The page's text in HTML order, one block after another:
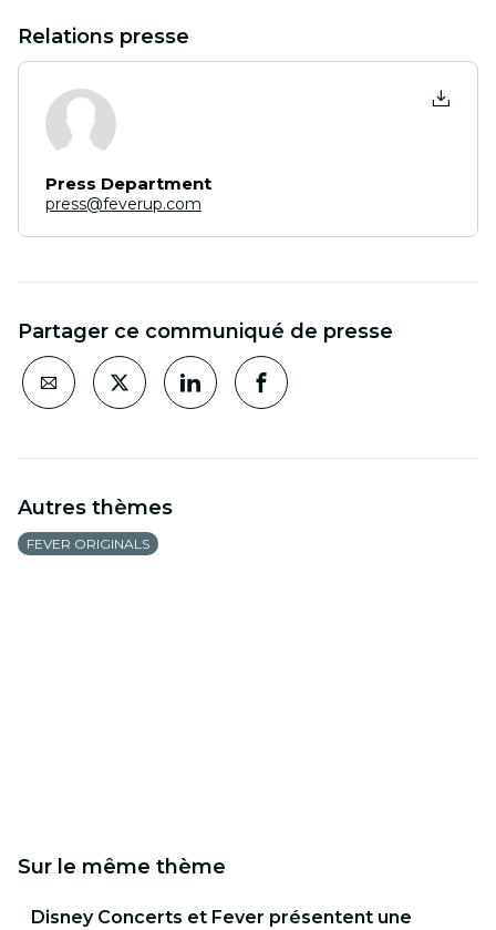
Relations presse
Press Department
press@feverup.com
Partager ce communiqué de presse
Autres thèmes
FEVER ORIGINALS
Sur le même thème
Disney Concerts et Fever présentent une